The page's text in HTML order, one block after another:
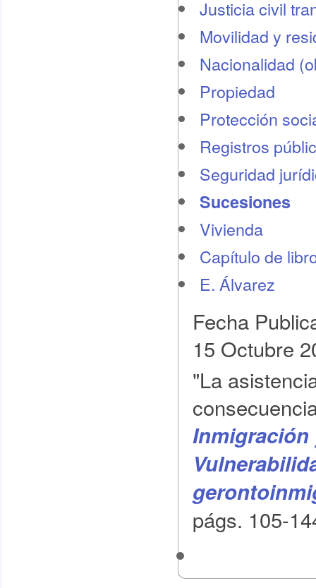
Justicia civil
Movilidad y
Nacionalidad
Propiedad
Protección
Registros
Seguridad
Sucesiones
Vivienda
Capítulo de
E. Álvarez
Fecha
15 Octubre
"La
Inmigración
págs. 105-